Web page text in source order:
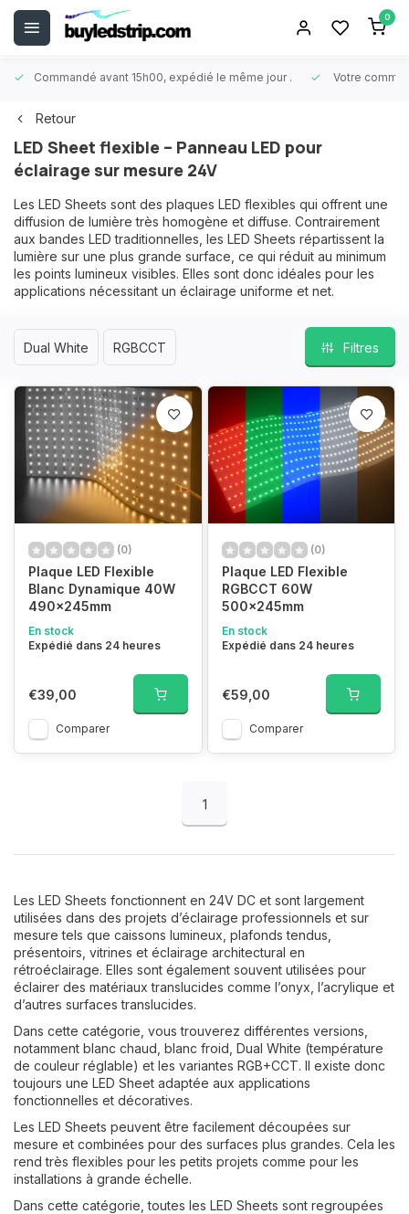
0
Commandé avant 15h00, expédié le même jour . Votre
Retour
LED Sheet flexible – Panneau LED pour
éclairage sur mesure 24V
Les LED Sheets sont des plaques LED flexibles qui offrent une
diffusion de lumière très homogène et diffuse. Contrairement
aux bandes LED traditionnelles, les LED Sheets répartissent la
lumière sur une plus grande surface, ce qui réduit au minimum
les points lumineux visibles. Elles sont donc idéales pour les
applications nécessitant un éclairage uniforme et net.
Dual White RGBCCT Filtres
(0)
Plaque LED Flexible
Blanc Dynamique 40W
490x245mm
En stock
Expédié dans 24 heures
€39,00
Comparer
(0)
Plaque LED Flexible
RGBCCT 60W
500x245mm
En stock
Expédié dans 24 heures
€59,00
Comparer
1
Les LED Sheets fonctionnent en 24V DC et sont largement
utilisées dans des projets d’éclairage professionnels et sur
mesure tels que caissons lumineux, plafonds tendus,
présentoirs, vitrines et éclairage architectural en
rétroéclairage. Elles sont également souvent utilisées pour
éclairer des matériaux translucides comme l’onyx, l’acrylique et
d’autres surfaces translucides.
Dans cette catégorie, vous trouverez différentes versions,
notamment blanc chaud, blanc froid, Dual White (température
de couleur réglable) et les variantes RGB+CCT. Il existe donc
toujours une LED Sheet adaptée aux applications
fonctionnelles et décoratives.
Les LED Sheets peuvent être facilement découpées sur
mesure et combinées pour des surfaces plus grandes. Cela les
rend très flexibles pour les petits projets comme pour les
installations à grande échelle.
Dans cette catégorie, toutes les LED Sheets sont regroupées